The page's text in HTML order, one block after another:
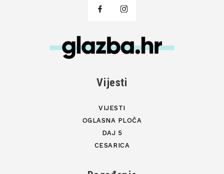
Vijesti
VIJESTI
OGLASNA PLOČA
DAJ 5
CESARICA